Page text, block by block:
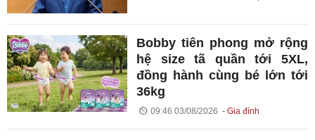
Bobby tiên phong mở rộng
hệ size tã quần tới 5XL,
đồng hành cùng bé lớn tới
36kg
09:46 03/08/2026 Gia đình